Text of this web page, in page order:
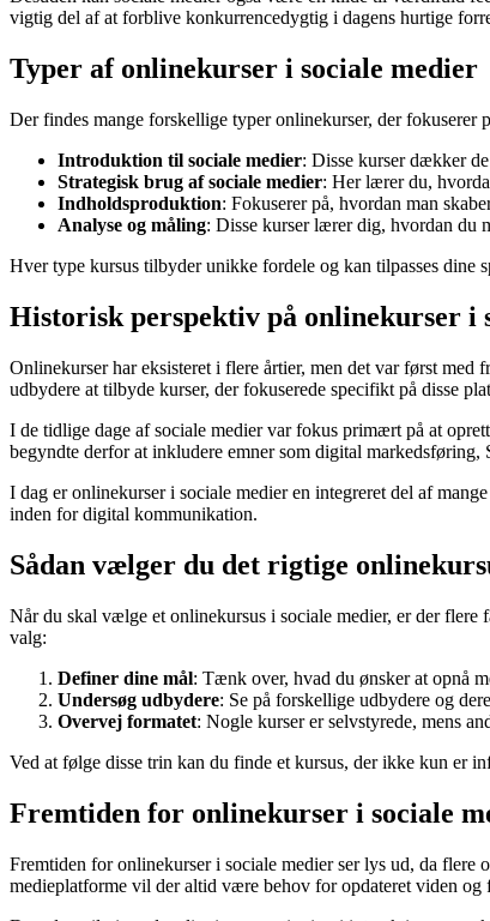
vigtig del af at forblive konkurrencedygtig i dagens hurtige
Typer af onlinekurser i sociale medier
Der findes mange forskellige typer onlinekurser, der
Introduktion til sociale medier: Disse kurser dækker
Strategisk brug af sociale medier: Her lærer du,
Indholdsproduktion: Fokuserer på, hvordan man
Analyse og måling: Disse kurser lærer dig, hvordan du
Hver type kursus tilbyder unikke fordele og kan tilpasses
Historisk perspektiv på onlinekurser i
Onlinekurser har eksisteret i flere årtier, men det var først
udbydere at tilbyde kurser, der fokuserede specifikt på disse
I de tidlige dage af sociale medier var fokus primært på at
begyndte derfor at inkludere emner som digital
I dag er onlinekurser i sociale medier en integreret del af
inden for digital kommunikation.
Sådan vælger du det rigtige
Når du skal vælge et onlinekursus i sociale medier, er der
valg:
Definer dine mål: Tænk over, hvad du ønsker at opnå
Undersøg udbydere: Se på forskellige udbydere og
Overvej formatet: Nogle kurser er selvstyrede, mens
Ved at følge disse trin kan du finde et kursus, der ikke kun er
Fremtiden for onlinekurser i sociale
Fremtiden for onlinekurser i sociale medier ser lys ud, da
medieplatforme vil der altid være behov for opdateret viden og